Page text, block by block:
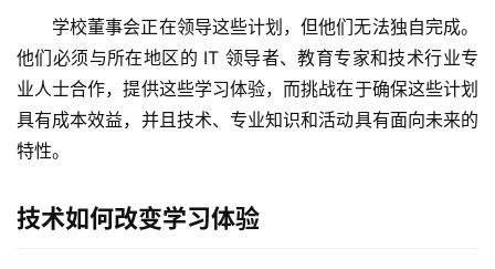
学校董事会正在领导这些计划，但他们无法独自完成。
他们必须与所在地区的 IT 领导者、教育专家和技术行业专
业人士合作，提供这些学习体验，而挑战在于确保这些计划
具有成本效益，并且技术、专业知识和活动具有面向未来的
特性。
技术如何改变学习体验